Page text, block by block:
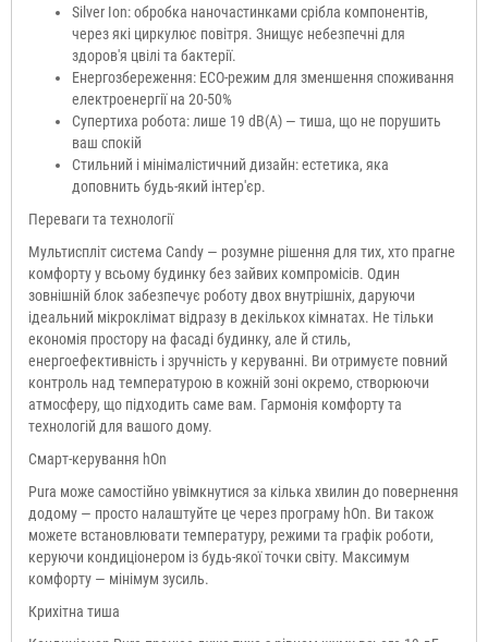
Silver Ion: обробка наночастинками срібла компонентів,
через які циркулює повітря. Знищує небезпечні для
здоров'я цвілі та бактерії.
Енергозбереження: ECO-режим для зменшення споживання
електроенергії на 20-50%
Супертиха робота: лише 19 dB(A) — тиша, що не порушить
ваш спокій
Стильний і мінімалістичний дизайн: естетика, яка
доповнить будь-який інтер'єр.
Переваги та технології
Мультиспліт система Candy — розумне рішення для тих, хто прагне
комфорту у всьому будинку без зайвих компромісів. Один
зовнішній блок забезпечує роботу двох внутрішніх, даруючи
ідеальний мікроклімат відразу в декількох кімнатах. Не тільки
економія простору на фасаді будинку, але й стиль,
енергоефективність і зручність у керуванні. Ви отримуєте повний
контроль над температурою в кожній зоні окремо, створюючи
атмосферу, що підходить саме вам. Гармонія комфорту та
технологій для вашого дому.
Смарт-керування hOn
Pura може самостійно увімкнутися за кілька хвилин до повернення
додому — просто налаштуйте це через програму hOn. Ви також
можете встановлювати температуру, режими та графік роботи,
керуючи кондиціонером із будь-якої точки світу. Максимум
комфорту — мінімум зусиль.
Крихітна тиша